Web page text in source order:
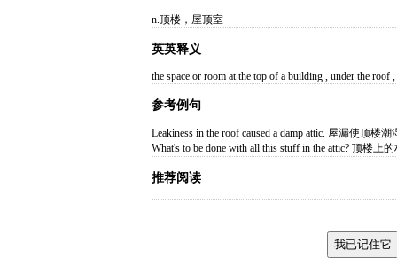
n.顶楼，屋顶室
英英释义
the space or room at the top of a building , under the roof
参考例句
Leakiness in the roof caused a damp attic. 屋漏使顶楼潮
What's to be done with all this stuff in the attic? 顶楼上
推荐阅读